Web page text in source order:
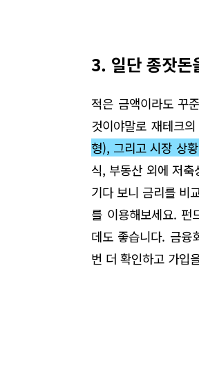
3. 일단 종잣돈
적은 금액이라도 꾸
것이야말로 재테크
형), 그리고 시장 상
식, 부동산 외에 저
기다 보니 금리를 비
를 이용해보세요. 펀
데도 좋습니다. 금융
번 더 확인하고 가입